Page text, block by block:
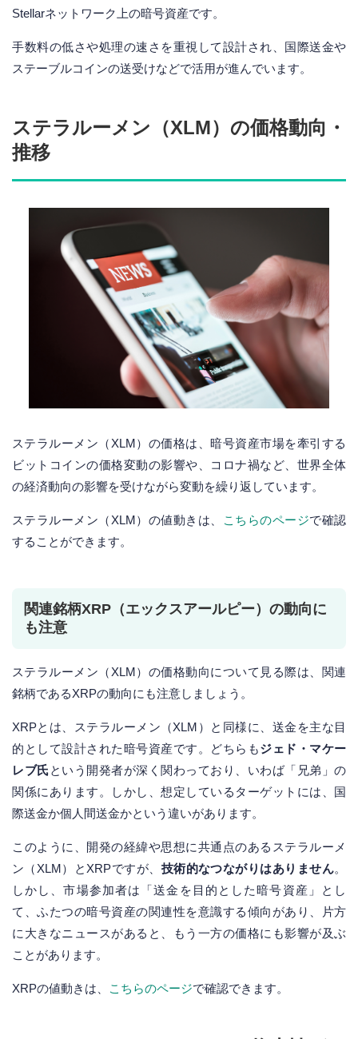
Stellarネットワーク上の暗号資産です。
手数料の低さや処理の速さを重視して設計され、国際送金や
ステーブルコインの送受けなどで活用が進んでいます。
ステラルーメン（XLM）の価格動向・
推移
ステラルーメン（XLM）の価格は、暗号資産市場を牽引する
ビットコインの価格変動の影響や、コロナ禍など、世界全体
の経済動向の影響を受けながら変動を繰り返しています。
ステラルーメン（XLM）の値動きは、 こちらのページで確認
することができます。
関連銘柄XRP（エックスアールピー）の動向に
も注意
ステラルーメン（XLM）の価格動向について見る際は、関連
銘柄であるXRPの動向にも注意しましょう。
XRPとは、ステラルーメン（XLM）と同様に、送金を主な目
的として設計された暗号資産です。どちらもジェド・マケー
レブ氏という開発者が深く関わっており、いわば「兄弟」の
関係にあります。しかし、想定しているターゲットには、国
際送金か個人間送金かという違いがあります。
このように、開発の経緯や思想に共通点のあるステラルーメ
ン（XLM）とXRPですが、 技術的なつながりはありません。
しかし、市場参加者は「送金を目的とした暗号資産」とし
て、ふたつの暗号資産の関連性を意識する傾向があり、片方
に大きなニュースがあると、もう一方の価格にも影響が及ぶ
ことがあります。
XRPの値動きは、 こちらのページで確認できます。